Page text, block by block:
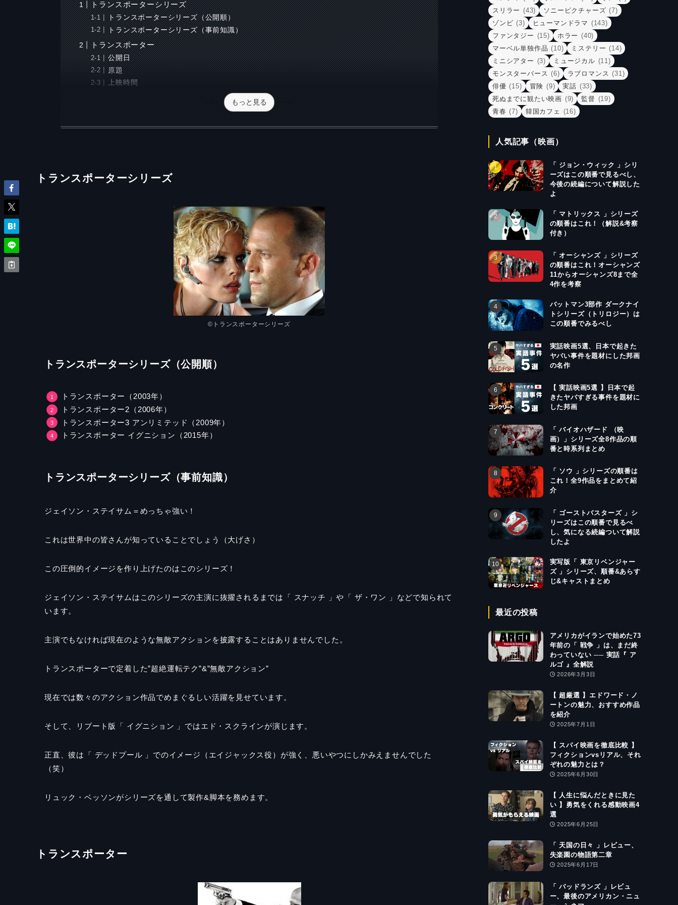
トランスポーターシリーズ
トランスポーターシリーズ（公開順）
トランスポーターシリーズ（事前知識）
トランスポーター
公開日
原題
上映時間
もっと見る
トランスポーターシリーズ
©トランスポーターシリーズ
トランスポーターシリーズ（公開順）
トランスポーター（2003年）
トランスポーター2（2006年）
トランスポーター3 アンリミテッド（2009年）
トランスポーター イグニション（2015年）
トランスポーターシリーズ（事前知識）
ジェイソン・ステイサム＝めっちゃ強い！
これは世界中の皆さんが知っていることでしょう（大げさ）
この圧倒的イメージを作り上げたのはこのシリーズ！
ジェイソン・ステイサムはこのシリーズの主演に抜擢されるまでは
「 スナッチ 」や「 ザ・ワン 」などで知られて
います。
主演でもなければ現在のような無敵アクションを披露することはありませんでした。
トランスポーターで定着した”超絶運転テク”&”無敵アクション”
現在では数々のアクション作品でめまぐるしい活躍を見せています。
そして、リブート版「 イグニション 」ではエド・スクラインが演じます。
正直、彼は「 デッドプール 」でのイメージ（エイジャックス役）が強く、悪いやつにしかみえませんでした
（笑）
リュック・ベッソンがシリーズを通して製作&脚本を務めます。
トランスポーター
スリラー (43) ソニーピクチャーズ (7)
ゾンビ (3) ヒューマンドラマ (143)
ファンタジー (15) ホラー (40)
マーベル単独作品 (10) ミステリー (14)
ミニシアター (3) ミュージカル (11)
モンスターバース (6) ラブロマンス (31)
俳優 (15) 冒険 (9) 実話 (33)
死ぬまでに観たい映画 (9) 監督 (19)
青春 (7) 韓国カフェ (16)
人気記事（映画）
「 ジョン・ウィック 」シリ
ーズはこの順番で見るべし、
今後の続編について解説した
よ
「 マトリックス 」シリーズ
の順番はこれ！（解説&考察
付き）
「 オーシャンズ 」シリーズ
の順番はこれ！オーシャンズ
11からオーシャンズ8まで全
4作を考察
バットマン3部作 ダークナイ
トシリーズ（トリロジー）は
この順番でみるべし
実話映画5選、日本で起きた
ヤバい事件を題材にした邦画
の名作
【 実話映画5選 】日本で起
きたヤバすぎる事件を題材に
した邦画
「 バイオハザード （映
画）」シリーズ全8作品の順
番と時系列まとめ
「 ソウ 」シリーズの順番は
これ！全9作品をまとめて紹
介
「 ゴーストバスターズ 」シ
リーズはこの順番で見るべ
し、気になる続編ついて解説
したよ
実写版「 東京リベンジャー
ズ 」シリーズ、順番&あらす
じ&キャストまとめ
最近の投稿
アメリカがイランで始めた73
年前の「 戦争 」は、まだ終
わっていない ── 実話『 ア
ルゴ 』全解説
2026年3月3日
【 超厳選 】エドワード・ノ
ートンの魅力、おすすめ作品
を紹介
2025年7月1日
【 スパイ映画を徹底比較 】
フィクションvsリアル、それ
ぞれの魅力とは？
2025年6月30日
【 人生に悩んだときに見た
い 】勇気をくれる感動映画4
選
2025年6月25日
「 天国の日々 」レビュー、
失楽園の物語第二章
2025年6月17日
「 バッドランズ 」レビュ
ー、最後のアメリカン・ニュ